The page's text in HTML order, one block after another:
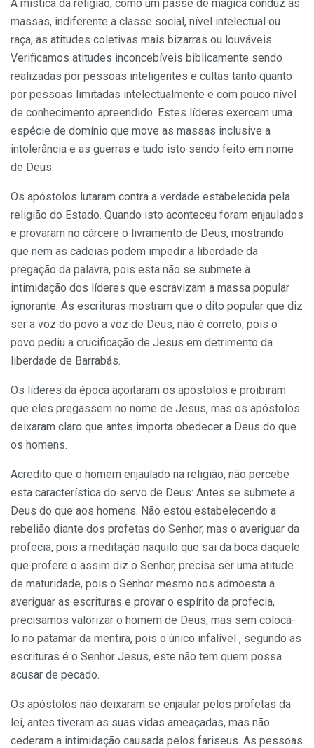
A mística da religião, como um passe de mágica conduz as
massas, indiferente a classe social, nível intelectual ou
raça, as atitudes coletivas mais bizarras ou louváveis.
Verificamos atitudes inconcebíveis biblicamente sendo
realizadas por pessoas inteligentes e cultas tanto quanto
por pessoas limitadas intelectualmente e com pouco nível
de conhecimento apreendido. Estes líderes exercem uma
espécie de domínio que move as massas inclusive a
intolerância e as guerras e tudo isto sendo feito em nome
de Deus.
Os apóstolos lutaram contra a verdade estabelecida pela
religião do Estado. Quando isto aconteceu foram enjaulados
e provaram no cárcere o livramento de Deus, mostrando
que nem as cadeias podem impedir a liberdade da
pregação da palavra, pois esta não se submete à
intimidação dos líderes que escravizam a massa popular
ignorante. As escrituras mostram que o dito popular que diz
ser a voz do povo a voz de Deus, não é correto, pois o
povo pediu a crucificação de Jesus em detrimento da
liberdade de Barrabás.
Os líderes da época açoitaram os apóstolos e proibiram
que eles pregassem no nome de Jesus, mas os apóstolos
deixaram claro que antes importa obedecer a Deus do que
os homens.
Acredito que o homem enjaulado na religião, não percebe
esta característica do servo de Deus: Antes se submete a
Deus do que aos homens. Não estou estabelecendo a
rebelião diante dos profetas do Senhor, mas o averiguar da
profecia, pois a meditação naquilo que sai da boca daquele
que profere o assim diz o Senhor, precisa ser uma atitude
de maturidade, pois o Senhor mesmo nos admoesta a
averiguar as escrituras e provar o espírito da profecia,
precisamos valorizar o homem de Deus, mas sem colocá-
lo no patamar da mentira, pois o único infalível , segundo as
escrituras é o Senhor Jesus, este não tem quem possa
acusar de pecado.
Os apóstolos não deixaram se enjaular pelos profetas da
lei, antes tiveram as suas vidas ameaçadas, mas não
cederam a intimidação causada pelos fariseus. As pessoas